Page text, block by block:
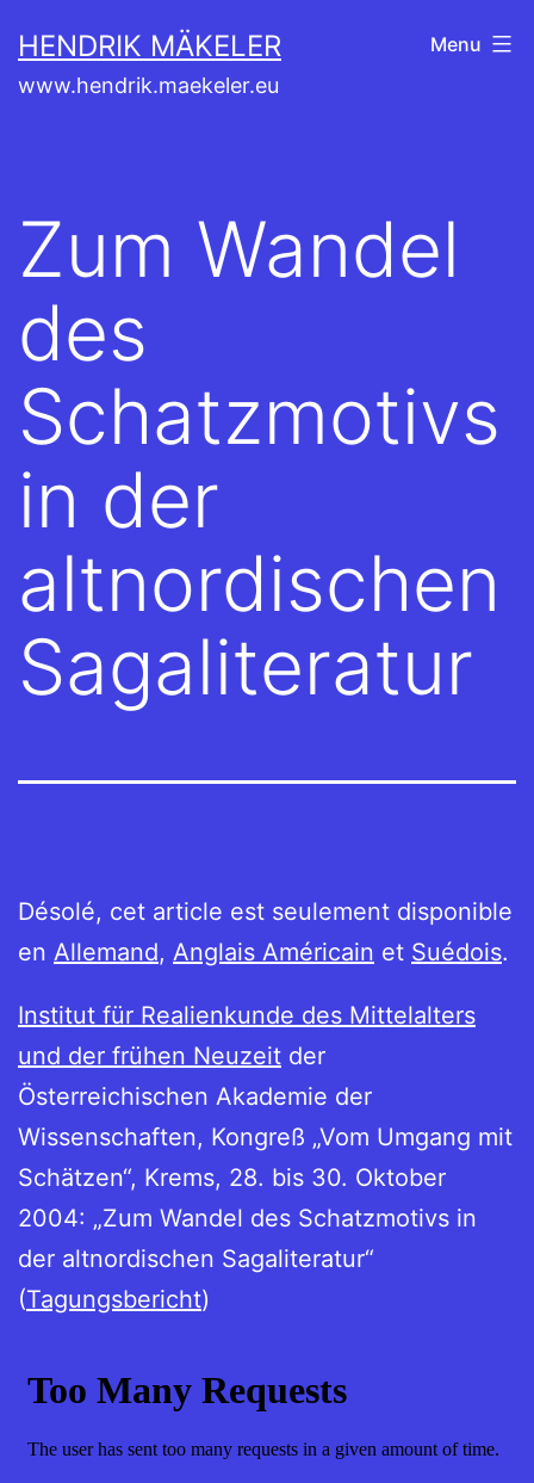
au
contenu
HENDRIK MÄKELER
www.hendrik.maekeler.eu
Menu
Zum Wandel
des
Schatzmotivs
in der
altnordischen
Sagaliteratur
Désolé, cet article est seulement disponible
en Allemand, Anglais Américain et Suédois.
Institut für Realienkunde des Mittelalters
und der frühen Neuzeit der
Österreichischen Akademie der
Wissenschaften, Kongreß „Vom Umgang mit
Schätzen“, Krems, 28. bis 30. Oktober
2004: „Zum Wandel des Schatzmotivs in
der altnordischen Sagaliteratur“
(Tagungsbericht)